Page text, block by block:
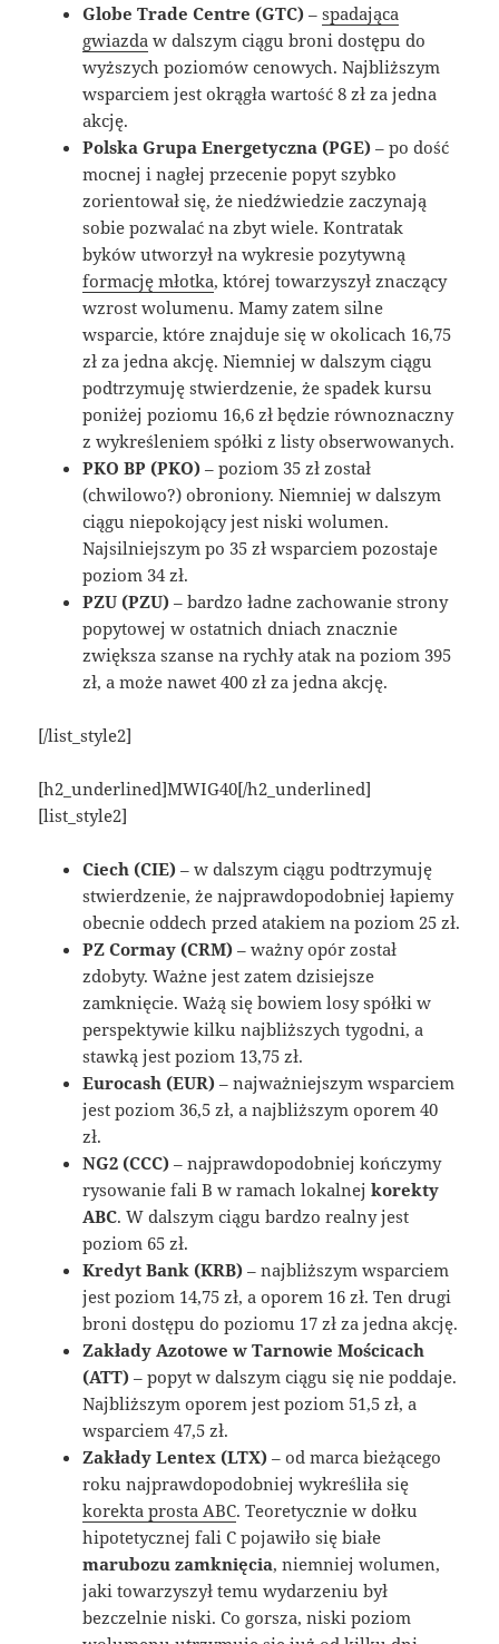
Globe Trade Centre (GTC) –spadająca
gwiazda w dalszym ciągu broni dostępu do
wyższych poziomów cenowych. Najbliższym
wsparciem jest okrągła wartość 8 zł za jedna
akcję.
Polska Grupa Energetyczna (PGE) – po dość
mocnej i nagłej przecenie popyt szybko
zorientował się, że niedźwiedzie zaczynają
sobie pozwalać na zbyt wiele. Kontratak
byków utworzył na wykresie pozytywną
formację młotka, której towarzyszył znaczący
wzrost wolumenu. Mamy zatem silne
wsparcie, które znajduje się w okolicach 16,75
zł za jedna akcję. Niemniej w dalszym ciągu
podtrzymuję stwierdzenie, że spadek kursu
poniżej poziomu 16,6 zł będzie równoznaczny
z wykreśleniem spółki z listy obserwowanych.
PKO BP (PKO) – poziom 35 zł został
(chwilowo?) obroniony. Niemniej w dalszym
ciągu niepokojący jest niski wolumen.
Najsilniejszym po 35 zł wsparciem pozostaje
poziom 34 zł.
PZU (PZU) – bardzo ładne zachowanie strony
popytowej w ostatnich dniach znacznie
zwiększa szanse na rychły atak na poziom 395
zł, a może nawet 400 zł za jedna akcję.
[/list_style2]
[h2_underlined]MWIG40[/h2_underlined]
[list_style2]
Ciech (CIE) – w dalszym ciągu podtrzymuję
stwierdzenie, że najprawdopodobniej łapiemy
obecnie oddech przed atakiem na poziom 25 zł.
PZ Cormay (CRM) – ważny opór został
zdobyty. Ważne jest zatem dzisiejsze
zamknięcie. Ważą się bowiem losy spółki w
perspektywie kilku najbliższych tygodni, a
stawką jest poziom 13,75 zł.
Eurocash (EUR) – najważniejszym wsparciem
jest poziom 36,5 zł, a najbliższym oporem 40
zł.
NG2 (CCC) – najprawdopodobniej kończymy
rysowanie fali B w ramach lokalnejkorekty
ABC. W dalszym ciągu bardzo realny jest
poziom 65 zł.
Kredyt Bank (KRB) – najbliższym wsparciem
jest poziom 14,75 zł, a oporem 16 zł. Ten drugi
broni dostępu do poziomu 17 zł za jedna akcję.
Zakłady Azotowe w Tarnowie Mościcach
(ATT) – popyt w dalszym ciągu się nie poddaje.
Najbliższym oporem jest poziom 51,5 zł, a
wsparciem 47,5 zł.
Zakłady Lentex (LTX) – od marca bieżącego
roku najprawdopodobniej wykreśliła się
korekta prosta ABC. Teoretycznie w dołku
hipotetycznej fali C pojawiło się białe
marubozu zamknięcia, niemniej wolumen,
jaki towarzyszył temu wydarzeniu był
bezczelnie niski. Co gorsza, niski poziom